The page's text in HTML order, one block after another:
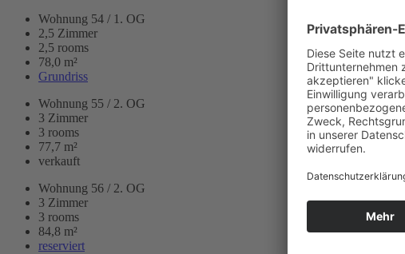
Wohnung 54 / 1. OG
2,5 Zimmer
2,5 rooms
78,0 m²
Grundriss
Wohnung 55 / 2. OG
3 Zimmer
3 rooms
77,7 m²
verkauft
Wohnung 56 / 2. OG
3 Zimmer
3 rooms
84,8 m²
reserviert